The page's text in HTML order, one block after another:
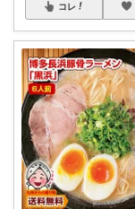
コレ